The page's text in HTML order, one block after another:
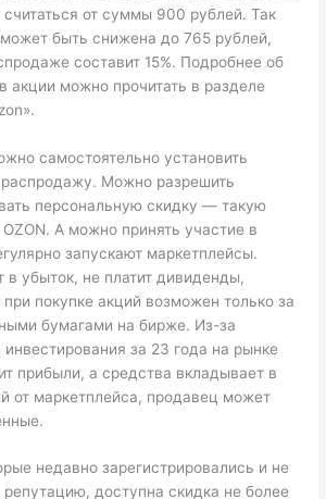
от суммы 900 рублей. Так
быть снижена до 765 рублей,
составит 15%. Подробнее об
акции можно прочитать в разделе
самостоятельно установить
распродажу. Можно разрешить
персональную скидку — такую
А можно принять участие в
запускают маркетплейсы.
в убыток, не платит дивиденды,
при покупке акций возможен только за
бумагами на бирже. Из-за
за 23 года на рынке
прибыли, а средства вкладывает в
от маркетплейса, продавец может
недавно зарегистрировались и не
репутацию, доступна скидка не более